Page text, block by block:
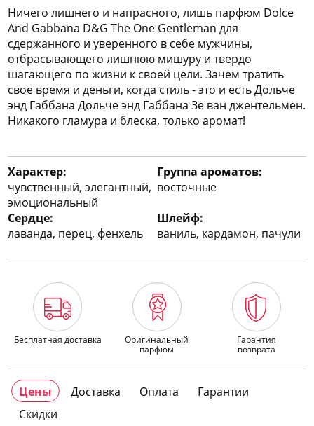
Ничего лишнего и напрасного, лишь парфюм Dolce
And Gabbana D&G The One Gentleman для
сдержанного и уверенного в себе мужчины,
отбрасывающего лишнюю мишуру и твердо
шагающего по жизни к своей цели. Зачем тратить
свое время и деньги, когда стиль - это и есть Дольче
энд Габбана Дольче энд Габбана Зе ван джентельмен.
Никакого гламура и блеска, только аромат!
Характер:
чувственный, элегантный,
эмоциональный
Группа ароматов:
восточные
Сердце:
лаванда, перец, фенхель
Шлейф:
ваниль, кардамон, пачули
Бесплатная доставка
Оригинальный
парфюм
Гарантия
возврата
Цены Доставка Оплата
Гарантии
Скидки